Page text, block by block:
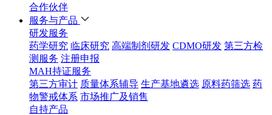
合作伙伴
服务与产品
研发服务
药学研究 临床研究 高端制剂研发 CDMO研发 第三方检
测服务 注册申报
MAH持证服务
第三方审计 质量体系辅导 生产基地遴选 原料药筛选 药
物警戒体系 市场推广及销售
自持产品